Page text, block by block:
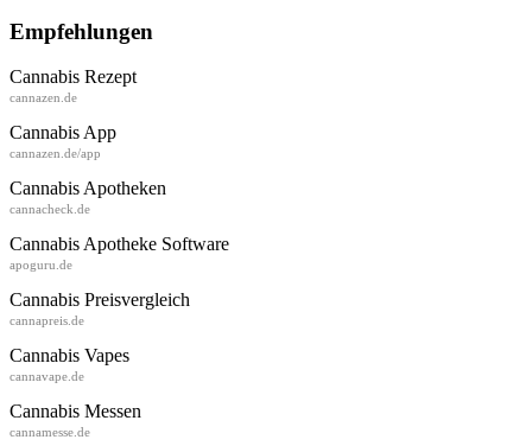
Empfehlungen
Cannabis Rezept
cannazen.de
Cannabis App
cannazen.de/app
Cannabis Apotheken
cannacheck.de
Cannabis Apotheke Software
apoguru.de
Cannabis Preisvergleich
cannapreis.de
Cannabis Vapes
cannavape.de
Cannabis Messen
cannamesse.de